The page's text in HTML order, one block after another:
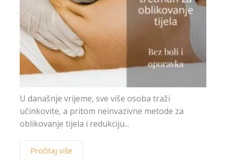
U današnje vrijeme, sve više osoba traži
učinkovite, a pritom neinvazivne metode za
oblikovanje tijela i redukciju...
Pročitaj više